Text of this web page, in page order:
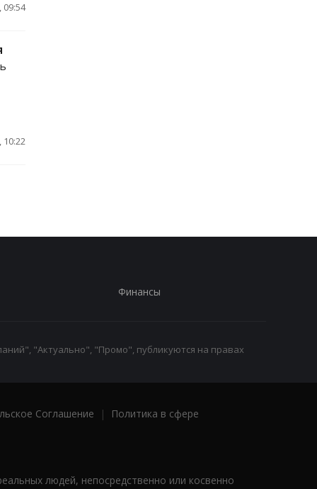
09:54
10:22
Финансы
"Актуально", "Промо", публикуются на правах
Соглашение |
Политика в сфере
людей, непосредственно или косвенно